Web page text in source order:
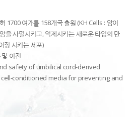
1700 여개를 158개국 출원 (KH Cells : 암이
을 사멸시키고, 억제시키는 새로운 타입의 만
징 시키는 세포)
및 이전
safety of umbilical cord-derived
conditioned media for preventing and